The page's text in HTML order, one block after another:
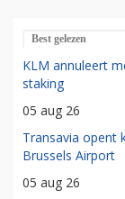
Best gelezen
KLM annuleert
staking
05 aug 26
Transavia opent
Brussels Airport
05 aug 26